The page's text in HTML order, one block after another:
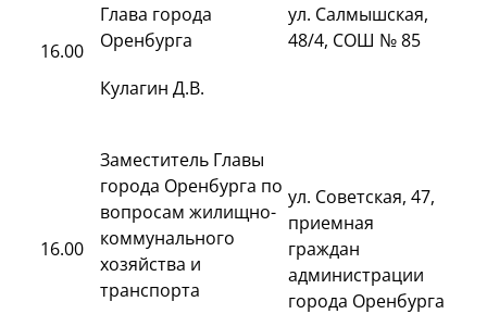
16.00
Глава города
Оренбурга
Кулагин Д.В.
ул. Салмышская,
48/4, СОШ № 85
16.00
Заместитель Главы
города Оренбурга по
вопросам жилищно-
коммунального
хозяйства и
транспорта
ул. Советская, 47,
приемная
граждан
администрации
города Оренбурга